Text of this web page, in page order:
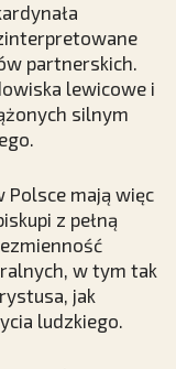
partnerskich.
lewicowe i
silnym
Polsce mają więc
z pełną
w tym tak
jak
ludzkiego.